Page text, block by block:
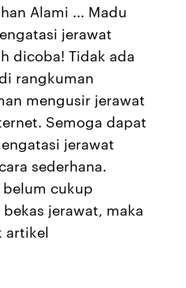
Alami ... Madu
jerawat
dicoba! Tidak ada
rangkuman
mengusir jerawat
Semoga dapat
jerawat
sederhana.
cukup
jerawat, maka
artikel